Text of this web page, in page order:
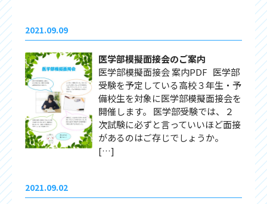
2021.09.09
医学部模擬面接会のご案内
医学部模擬面接会 案内PDF 医学部
受験を予定している高校３年生・予
備校生を対象に医学部模擬面接会を
開催します。 医学部受験では、２
次試験に必ずと言っていいほど面接
があるのはご存じでしょうか。
[…]
2021.09.02